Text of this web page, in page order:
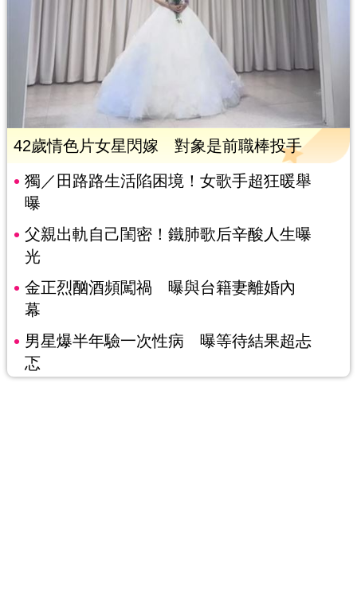
42歲情色片女星閃嫁 對象是前職棒投手
獨／田路路生活陷困境！女歌手超狂暖舉
曝
父親出軌自己閨密！鐵肺歌后辛酸人生曝
光
金正烈酗酒頻闖禍 曝與台籍妻離婚內
幕
男星爆半年驗一次性病 曝等待結果超忐
忑